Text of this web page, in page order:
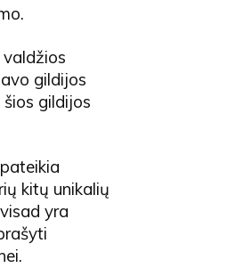
gildijos
gildijos
kitų unikalių
yra